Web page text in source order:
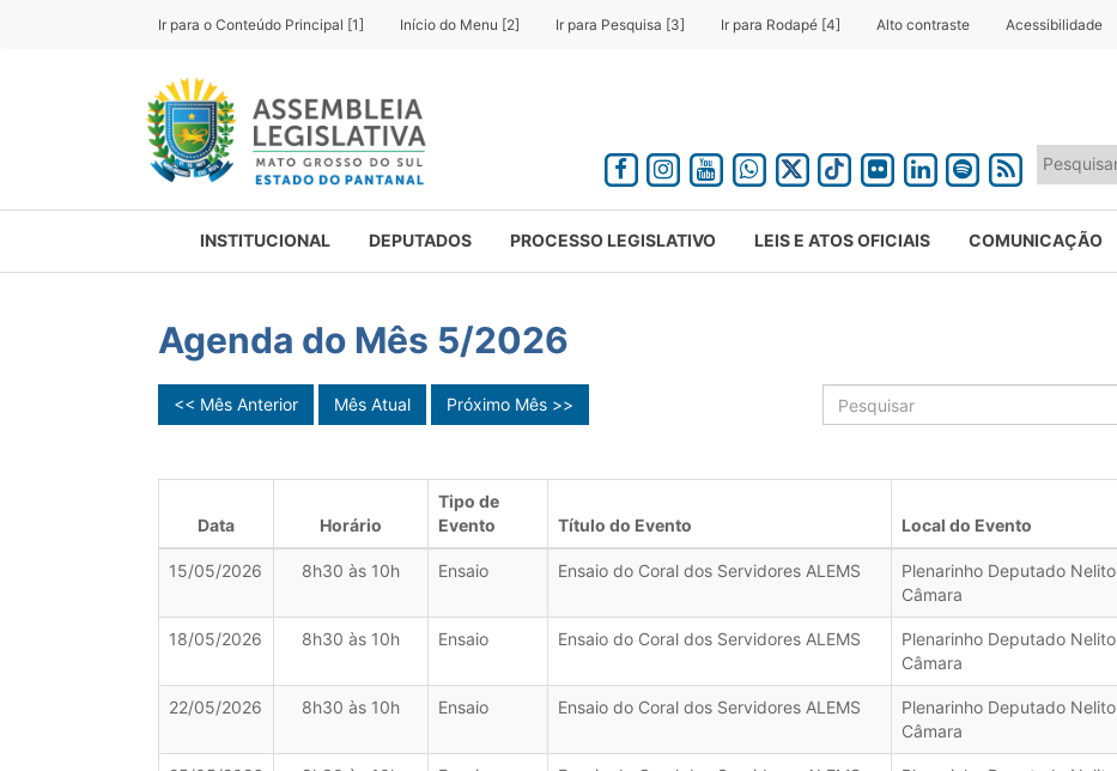
Ir para o Conteúdo Principal [1] Início do Menu [2] Ir para Pesquisa [3] Ir para Rodapé [4] Alto contraste Acessibilidade
INSTITUCIONAL DEPUTADOS PROCESSO LEGISLATIVO LEIS E ATOS OFICIAIS COMUNICAÇÃO
Agenda do Mês 5/2026
<< Mês Anterior Mês Atual Próximo Mês >>
Data Horário
Tipo de
Evento
Título do Evento Local do Evento
15/05/2026 8h30 às 10h Ensaio Ensaio do Coral dos Servidores ALEMS
Plenarinho Deputado Nelito
Câmara
18/05/2026 8h30 às 10h Ensaio Ensaio do Coral dos Servidores ALEMS
Plenarinho Deputado Nelito
Câmara
22/05/2026 8h30 às 10h Ensaio Ensaio do Coral dos Servidores ALEMS
Plenarinho Deputado Nelito
Câmara